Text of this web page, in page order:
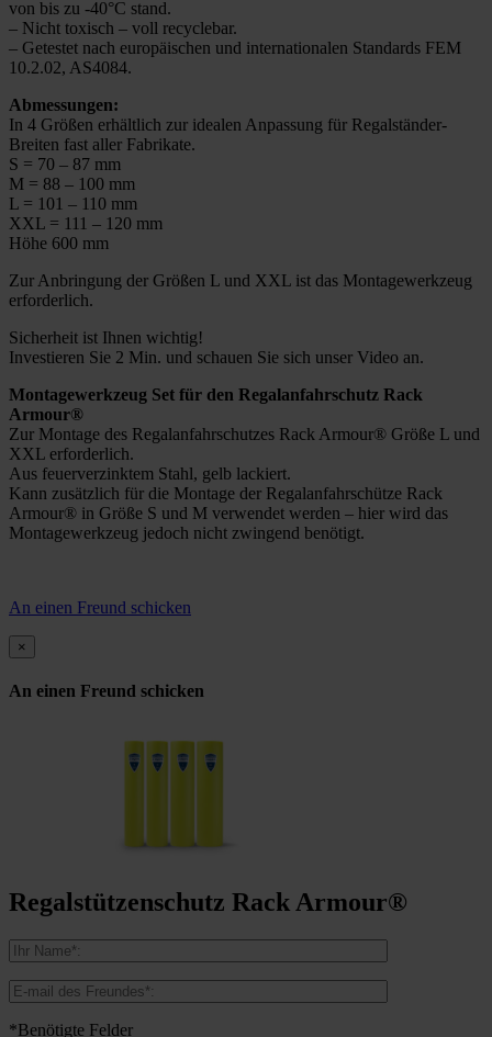
von bis zu -40°C stand.
– Nicht toxisch – voll recyclebar.
– Getestet nach europäischen und internationalen Standards FEM
10.2.02, AS4084.
Abmessungen:
In 4 Größen erhältlich zur idealen Anpassung für Regalständer-
Breiten fast aller Fabrikate.
S = 70 – 87 mm
M = 88 – 100 mm
L = 101 – 110 mm
XXL = 111 – 120 mm
Höhe 600 mm
Zur Anbringung der Größen L und XXL ist das Montagewerkzeug
erforderlich.
Sicherheit ist Ihnen wichtig!
Investieren Sie 2 Min. und schauen Sie sich unser Video an.
Montagewerkzeug Set für den Regalanfahrschutz Rack
Armour®
Zur Montage des Regalanfahrschutzes Rack Armour® Größe L und
XXL erforderlich.
Aus feuerverzinktem Stahl, gelb lackiert.
Kann zusätzlich für die Montage der Regalanfahrschütze Rack
Armour® in Größe S und M verwendet werden – hier wird das
Montagewerkzeug jedoch nicht zwingend benötigt.
An einen Freund schicken
×
An einen Freund schicken
Regalstützenschutz Rack Armour®
*Benötigte Felder